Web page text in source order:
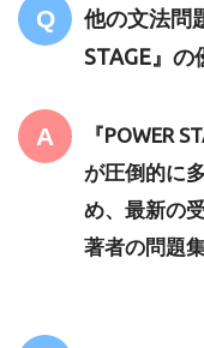
他の文法問
STAGE』の
『POWER
が圧倒的に
め、最新の
著者の問題